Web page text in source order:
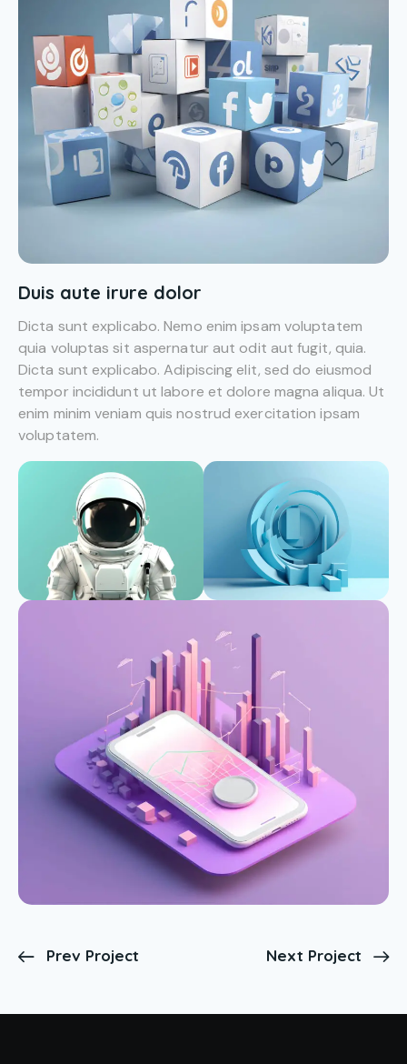
Duis aute irure dolor
Dicta sunt explicabo. Nemo enim ipsam voluptatem
quia voluptas sit aspernatur aut odit aut fugit, quia.
Dicta sunt explicabo. Adipiscing elit, sed do eiusmod
tempor incididunt ut labore et dolore magna aliqua. Ut
enim minim veniam quis nostrud exercitation ipsam
voluptatem.
Prev Project Next Project